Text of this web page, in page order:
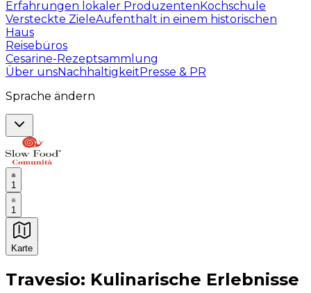
Erfahrungen lokaler ProduzentenKochschule
Versteckte ZieleAufenthalt in einem historischen
Haus
Reisebüros
Cesarine-Rezeptsammlung
Über unsNachhaltigkeitPresse & PR
Sprache ändern
1
1
Karte
Unvergessliche kulinarische Erlebnisse:
Travesio: Kulinarische Erlebnisse